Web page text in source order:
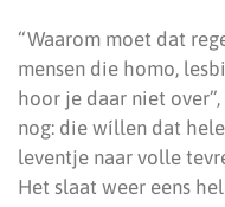
“Waarom moet dat
mensen die homo,
hoor je daar niet
nog: die wíllen dat
leventje naar volle
Het slaat weer eens